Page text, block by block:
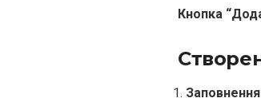
Кнопка
Заповнення